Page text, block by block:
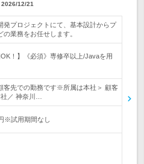
2026/12/21
発プロジェクトにて、基本設計からプ
業務をお任せします。
OK！】《必須》専修卒以上/Javaを用
客先での勤務です※所属は本社＞ 顧客
／ 神奈川…
※試用期間なし